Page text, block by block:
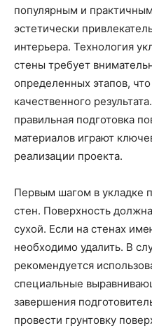
популярным и
эстетически
интерьера. Технология
стены требует
определенных этапов,
качественного
правильная подготовка
материалов играют
реализации проекта.
Первым шагом в укладке
стен. Поверхность
сухой. Если на стенах
необходимо удалить. В
рекомендуется
специальные
завершения
провести грунтовку